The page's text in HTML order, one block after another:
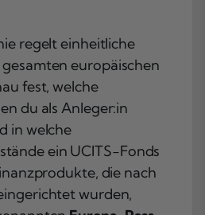
regelt einheitliche
europäischen
fest, welche
du als Anleger:in
in welche
ein UCITS-Fonds
die nach
wurden,